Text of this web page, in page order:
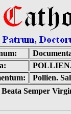
Pollien.
Semper